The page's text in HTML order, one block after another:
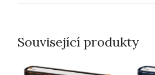
Související produkty